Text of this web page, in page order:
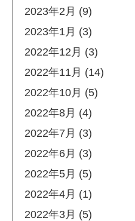
2023年2月 (9)
2023年1月 (3)
2022年12月 (3)
2022年11月 (14)
2022年10月 (5)
2022年8月 (4)
2022年7月 (3)
2022年6月 (3)
2022年5月 (5)
2022年4月 (1)
2022年3月 (5)